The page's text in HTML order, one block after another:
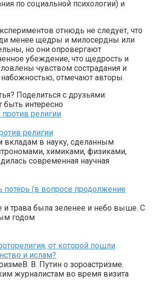
по социальной психологии) и
отнюдь не следует, что
менее щедры и милосердны или
но они опровергают
убеждение, что щедрость и
чувством сострадания и
отмечают авторы.
Поделиться с друзьями:
интересно
религии
вкладам в науку, сделанным
химиками, физиками,
современная научная
(в вопросе продолжение
и трава была зеленее и небо выше. С
годом
от которой пошли
и ислам?
В. Путин о зороастризме.
журналистам во время визита